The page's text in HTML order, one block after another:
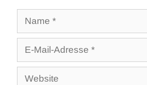
Name
E-
Mail-
Adresse
Website